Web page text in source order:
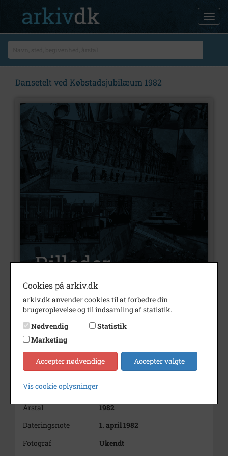
Dansetelt ved Købstadsjubilæum 1982
Nummer
B1576
Type
Beskrivelse
Frederiksværk div. -
Mennesker, fest, dans, musik,
telt
Bemærkning
Årstal
1982
Dateringsnote
1. april 1982
Fotograf
Ukendt
Cookies på arkiv.dk
arkiv.dk anvender cookies til at forbedre din
brugeroplevelse og til indsamling af statistik.
Nødvendig
Statistik
Marketing
Accepter nødvendige Accepter valgte
Vis cookie oplysninger